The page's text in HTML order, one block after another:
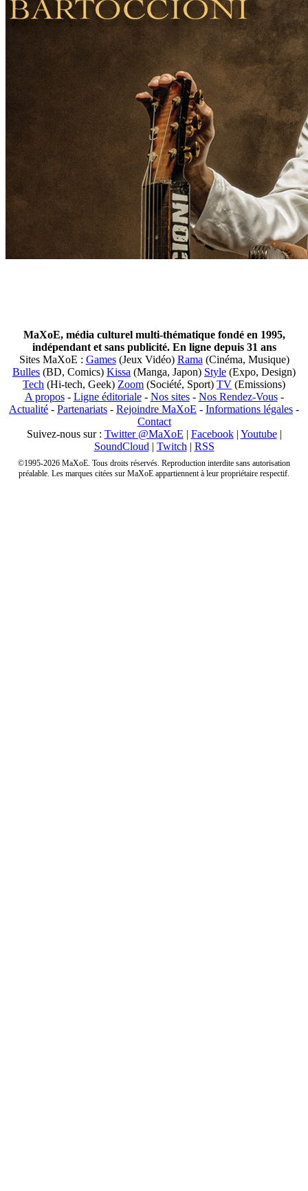
MaXoE, média culturel multi-thématique fondé en 1995,
indépendant et sans publicité. En ligne depuis 31 ans
Sites MaXoE : Games(Jeux Vidéo) Rama (Cinéma, Musique)
Bulles (BD, Comics) Kissa (Manga, Japon) Style (Expo, Design)
Tech (Hi-tech, Geek) Zoom (Société, Sport) TV (Emissions)
A propos- Ligne éditoriale- Nos sites- Nos Rendez-Vous-
Actualité - Partenariats - Rejoindre MaXoE - Informations légales -
Contact
Suivez-nous sur : Twitter @MaXoE | Facebook| Youtube|
SoundCloud | Twitch | RSS
©1995-2026 MaXoE. Tous droits réservés. Reproduction interdite sans autorisation
préalable. Les marques citées sur MaXoE appartiennent à leur propriétaire respectif.